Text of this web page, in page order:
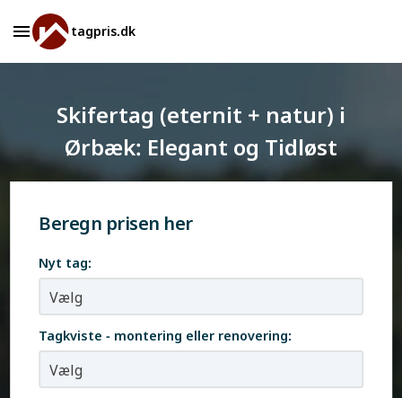
tagpris.dk
Skifertag (eternit + natur) i
Ørbæk: Elegant og Tidløst
Beregn prisen her
Nyt tag:
Tagkviste - montering eller renovering: